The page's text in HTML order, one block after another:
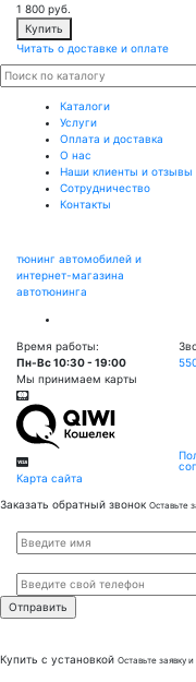
1 800 руб.
Купить
Читать о доставке и оплате
Каталоги
Услуги
Оплата и доставка
О нас
Наши клиенты и отзывы
Сотрудничество
Контакты
тюнинг автомобилей и
интернет-магазина
автотюнинга
Время работы:
Пн-Вс 10:30 - 19:00
Мы принимаем карты
Карта сайта
Заказать обратный звонок Оставьте
Купить с установкой Оставьте заявку